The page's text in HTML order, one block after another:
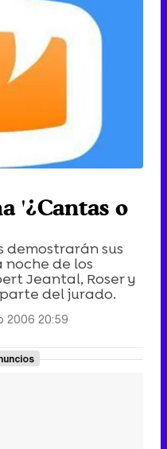
'¿Cantas o
demostrarán sus
de los
Jeantal, Roser y
del jurado.
2006 20:59